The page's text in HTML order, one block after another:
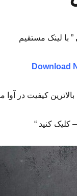
” با لینک مستقیم
Download
بالاترین کیفیت در آوا
کلیک کنید “